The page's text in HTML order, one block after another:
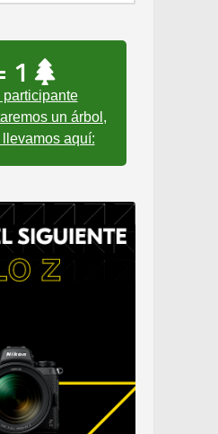
1
participante
un árbol,
aquí: